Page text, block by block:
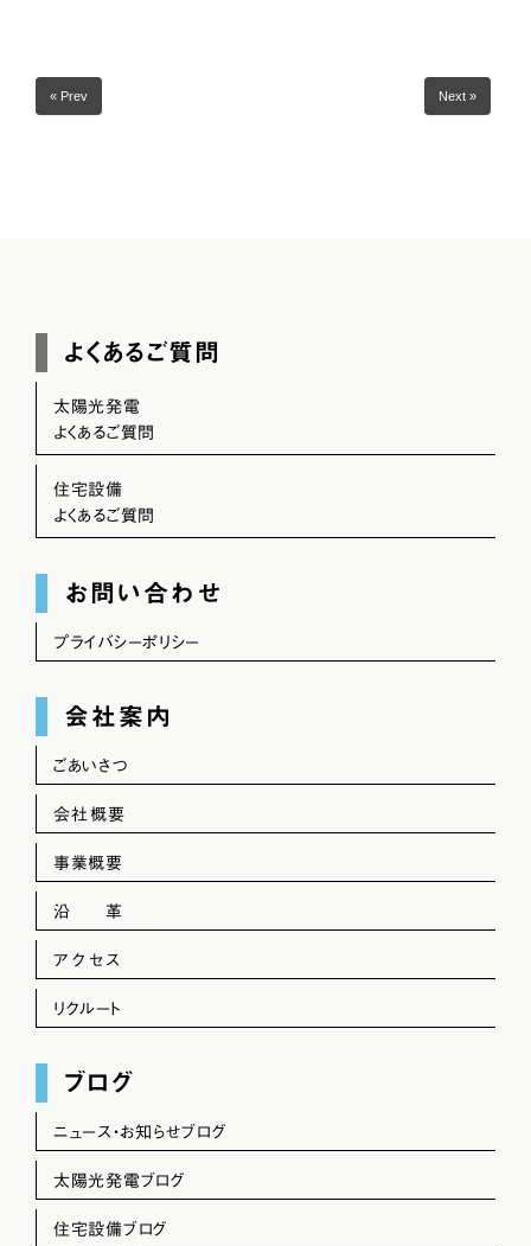
« Prev Next »
よくあるご質問
太陽光発電
よくあるご質問
住宅設備
よくあるご質問
お問い合わせ
プライバシーポリシー
会社案内
ごあいさつ
会社概要
事業概要
沿 革
アクセス
リクルート
ブログ
ニュース・お知らせブログ
太陽光発電ブログ
住宅設備ブログ